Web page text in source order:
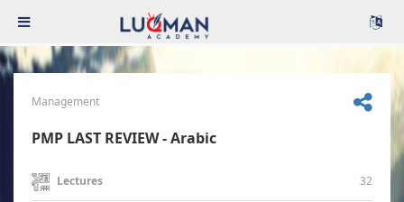
Management
PMP LAST REVIEW - Arabic
Lectures 32